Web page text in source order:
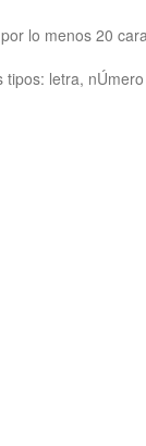
lo menos 20
tipos: letra, nÚmero